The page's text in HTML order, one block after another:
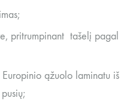
pritrumpinant tašelį pagal
Europinio ąžuolo laminatu iš